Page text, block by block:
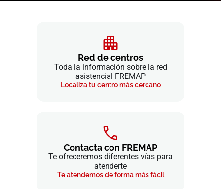
Red de centros
Toda la información sobre la red
asistencial FREMAP
Localiza tu centro más cercano
Contacta con FREMAP
Te ofreceremos diferentes vías para
atenderte
Te atendemos de forma más fácil